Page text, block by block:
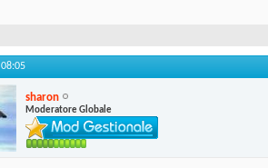
08:05
sharon
Moderatore Globale